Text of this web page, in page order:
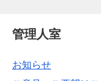
管理人室
お知らせ